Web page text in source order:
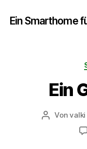
Ein Smarthome
Ein
Vonvalki